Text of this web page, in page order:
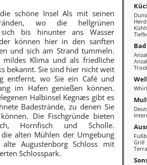
Herd
Bad
Grill
schöne Insel Als mit seinen
wo die hellgrünen
sich bis hinunter ans Wasser
können hier in den sanften
und sich am Strand tummeln.
Klima und als friedliche
bekannt. Sie sind hier nicht weit
entfernt, wo Sie ein Café und
im Hafen genießen können.
Halbinsel Kegnæs gibt es
Badestrände, zu denen Sie
Die Fischgründe bieten
Hornfisch und Scholle.
die alten Mühlen der Umgebung
Augustenborg Schloss mit
Schlosspark.